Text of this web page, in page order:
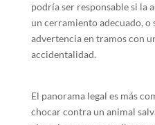
podría ser responsable si la
un cerramiento adecuado, o
advertencia en tramos con
accidentalidad.
El panorama legal es más
chocar contra un animal